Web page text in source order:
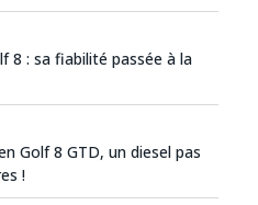
8 : sa fiabilité passée à la
Golf 8 GTD, un diesel pas
!